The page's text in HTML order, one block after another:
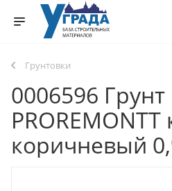
Грунтовки
0006596
PROREMONTT
коричневый